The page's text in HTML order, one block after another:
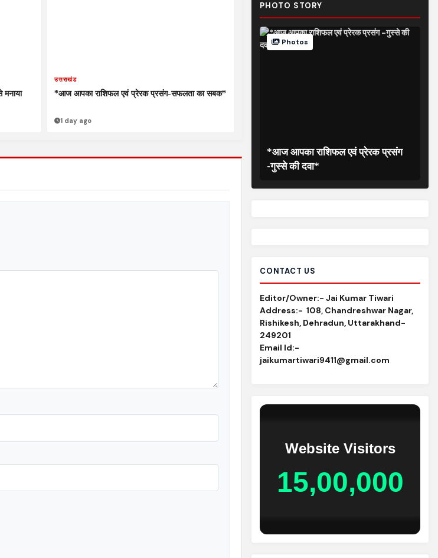
उत्तराखंड
*आज आपका राशिफल एवं प्रेरक प्रसंग-सफलता का सबक*
1 day ago
PHOTO STORY
Photos
*आज आपका राशिफल एवं प्रेरक प्रसंग
-गुस्से की दवा*
CONTACT US
Editor/Owner:- Jai Kumar Tiwari
Address:- 108, Chandreshwar Nagar,
Rishikesh, Dehradun, Uttarakhand-
249201
Email Id:-
jaikumartiwari9411@gmail.com